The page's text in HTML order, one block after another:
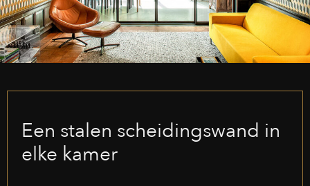
Een stalen scheidingswand in
elke kamer